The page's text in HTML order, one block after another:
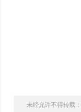
未经允许不得转载：